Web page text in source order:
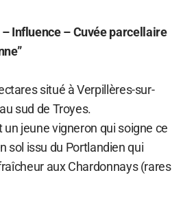
– Influence – Cuvée parcellaire
situé à Verpillères-sur-
sud de Troyes.
jeune vigneron qui soigne ce
sol issu du Portlandien qui
aux Chardonnays (rares